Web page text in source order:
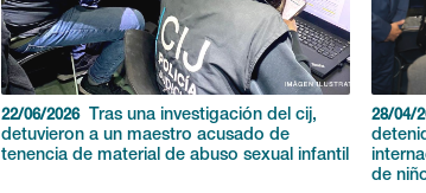
22/06/2026
Tras una investigación del cij,
detuvieron a un maestro acusado de
tenencia de material de abuso sexual infantil
28/04/
de